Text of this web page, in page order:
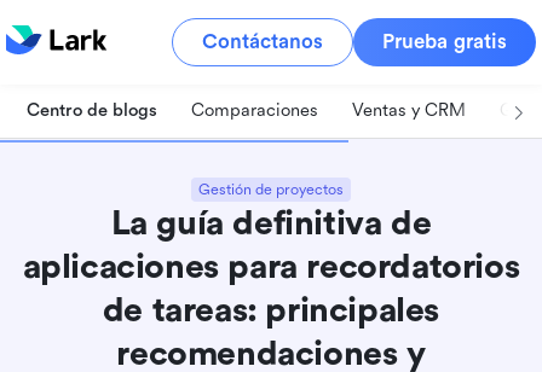
Contáctanos Prueba gratis
Centro de blogs Comparaciones Ventas y CRM
Gestión de proyectos
La guía definitiva de
aplicaciones para recordatorios
de tareas: principales
recomendaciones y